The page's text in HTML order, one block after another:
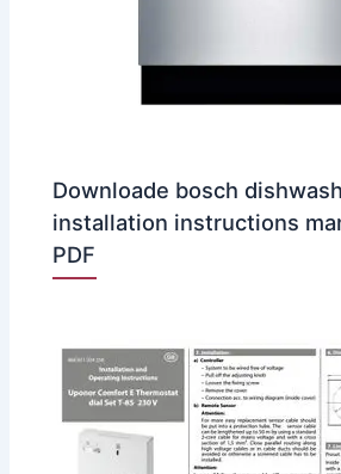
Downloade bosch
installation instructions
PDF